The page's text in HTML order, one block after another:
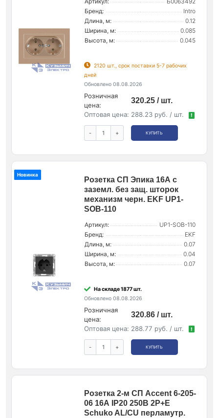
Бренд:
Intro
Длина, м:
0.12
Ширина, м:
0.085
Высота, м:
0.045
2120 шт., срок поставки 5-7 рабочих
дней
Обновлено 08.08.2026
Розничная
цена:
320.25 / шт.
Оптовая цена: 288.23 руб. / шт. !
- + КУПИТЬ
Новинка
Розетка СП Эпика 16А с
заземл. без защ. шторок
механизм черн. EKF UP1-
SOB-110
Артикул:
UP1-SOB-110
Бренд:
EKF
Длина, м:
0.07
Ширина, м:
0.04
Высота, м:
0.07
На складе 1877 шт.
Обновлено 08.08.2026
Розничная
цена:
320.86 / шт.
Оптовая цена: 288.77 руб. / шт. !
- + КУПИТЬ
Розетка 2-м СП Accent 6-205-
06 16А IP20 250В 2P+E
Schuko AL/CU перламутр.